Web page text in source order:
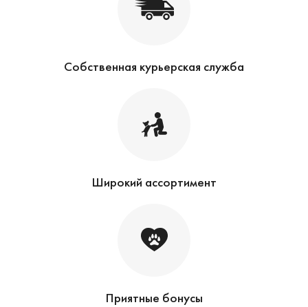
Собственная курьерская служба
Широкий ассортимент
Приятные бонусы